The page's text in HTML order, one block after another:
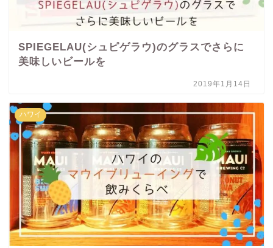
SPIEGELAU(シュピゲラウ)のグラスでさらに
美味しいビールを
2019年1月14日
ハワイ